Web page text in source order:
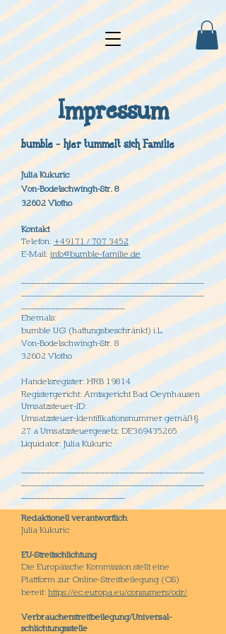
Impressum
bumble - hier tummelt sich Familie
Julia Kukuric
Von-Bodelschwingh-Str. 8
32602 Vlotho
Kontakt
Telefon: +49171 / 707 3452
E-Mail: info@bumble-familie.de
_____________________________________
_____________________________________
_____________________
Ehemals:
bumble UG (haftungsbeschränkt) i.L.
Von-Bodelschwingh-Str. 8
32602 Vlotho
Handelsregister: HRB 19814
Registergericht: Amtsgericht Bad Oeynhausen
Umsatzsteuer-ID:
Umsatzsteuer-Identifikationsnummer gemäß §
27 a Umsatzsteuergesetz: DE369435265
Liquidator: Julia Kukuric
_____________________________________
_____________________________________
_____________________
Redaktionell verantwortlich
Julia Kukuric
EU-Streitschlichtung
Die Europäische Kommission stellt eine
Plattform zur Online-Streitbeilegung (OS)
bereit: https://ec.europa.eu/consumers/odr/
Verbraucher­streit­beilegung/Universal­
schlichtungs­stelle